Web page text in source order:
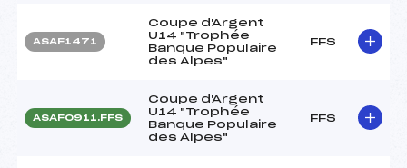
ASAF1471
Coupe d'Argent
U14 "Trophée
Banque Populaire
des Alpes"
FFS
ASAF0911.FFS
Coupe d'Argent
U14 "Trophée
Banque Populaire
des Alpes"
FFS